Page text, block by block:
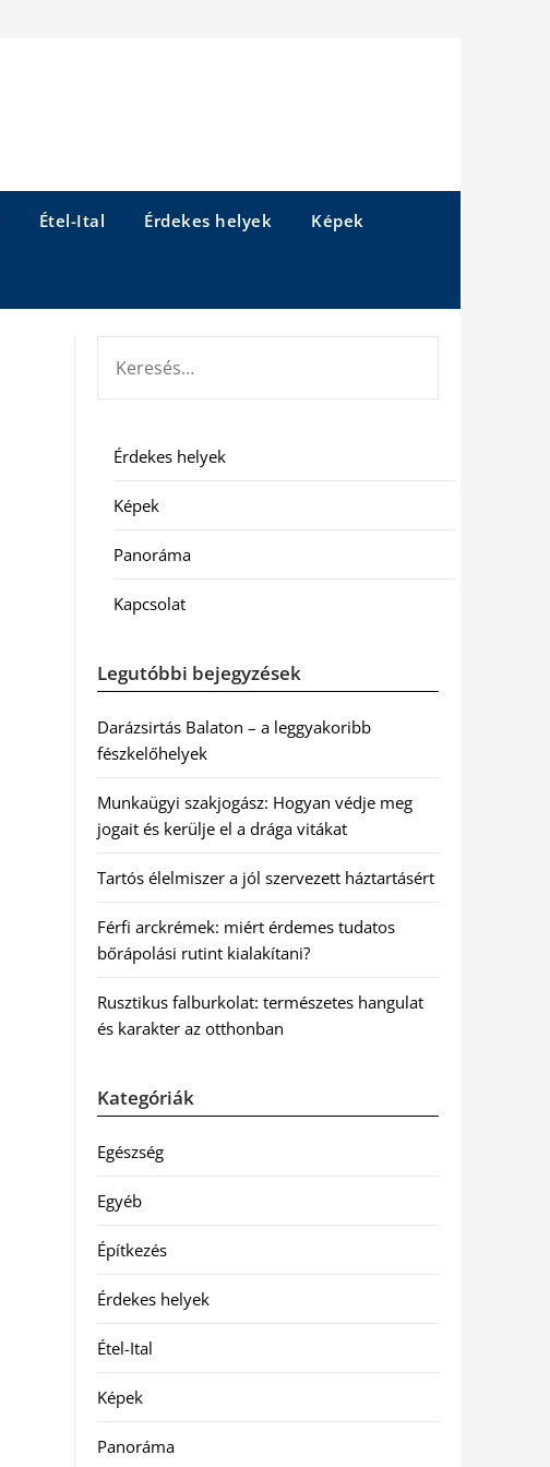
Étel-Ital Érdekes helyek Képek
Érdekes helyek
Képek
Panoráma
Kapcsolat
Legutóbbi bejegyzések
Darázsirtás Balaton – a leggyakoribb
fészkelőhelyek
Munkaügyi szakjogász: Hogyan védje meg
jogait és kerülje el a drága vitákat
Tartós élelmiszer a jól szervezett háztartásért
Férfi arckrémek: miért érdemes tudatos
bőrápolási rutint kialakítani?
Rusztikus falburkolat: természetes hangulat
és karakter az otthonban
Kategóriák
Egészség
Egyéb
Építkezés
Érdekes helyek
Étel-Ital
Képek
Panoráma